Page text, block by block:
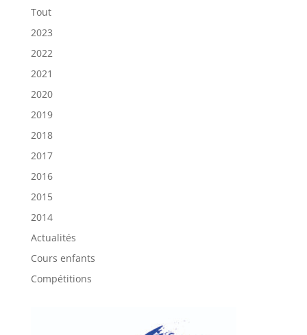
Tout
2023
2022
2021
2020
2019
2018
2017
2016
2015
2014
Actualités
Cours enfants
Compétitions